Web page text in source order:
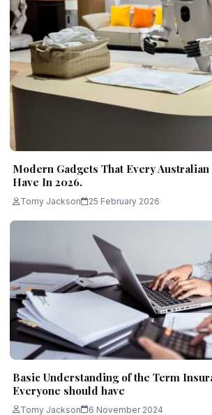
Modern Gadgets That Every
Have In 2026.
Tomy Jackson 25 February 2026
Basic Understanding of the Term
Everyone should have
Tomy Jackson 6 November 2024